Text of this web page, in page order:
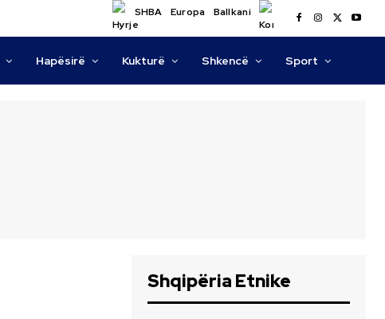
SHBA Europa Ballkani
Hapësirë Kukturë Shkencë Sport
Shqipëria Etnike